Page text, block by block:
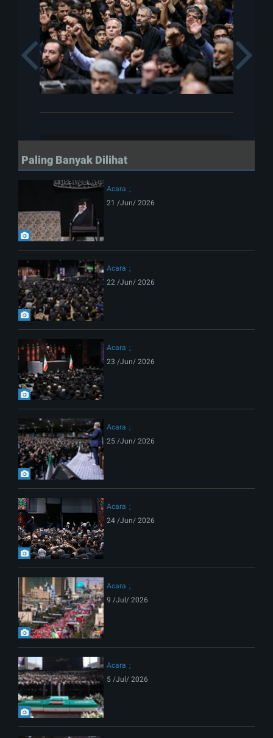
Previous
Paling Banyak Dilihat
Acara
21 /Jun/ 2026
Acara
22 /Jun/ 2026
Acara
23 /Jun/ 2026
Acara
25 /Jun/ 2026
Acara
24 /Jun/ 2026
Acara
9 /Jul/ 2026
Acara
5 /Jul/ 2026